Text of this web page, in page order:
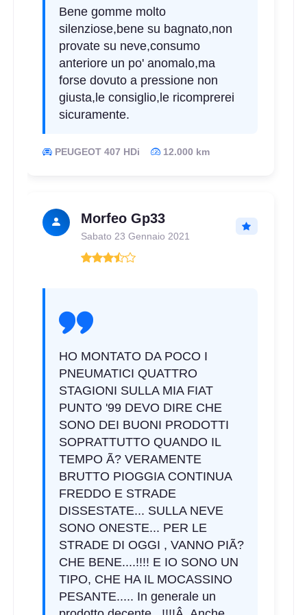
Bene gomme molto
silenziose,bene su bagnato,non
provate su neve,consumo
anteriore un po' anomalo,ma
forse dovuto a pressione non
giusta,le consiglio,le ricomprerei
sicuramente.
PEUGEOT 407 HDi 12.000 km
Morfeo Gp33
Sabato 23 Gennaio 2021
HO MONTATO DA POCO I
PNEUMATICI QUATTRO
STAGIONI SULLA MIA FIAT
PUNTO '99 DEVO DIRE CHE
SONO DEI BUONI PRODOTTI
SOPRATTUTTO QUANDO IL
TEMPO Ã? VERAMENTE
BRUTTO PIOGGIA CONTINUA
FREDDO E STRADE
DISSESTATE... SULLA NEVE
SONO ONESTE... PER LE
STRADE DI OGGI , VANNO PIÃ?
CHE BENE....!!!! E IO SONO UN
TIPO, CHE HA IL MOCASSINO
PESANTE..... In generale un